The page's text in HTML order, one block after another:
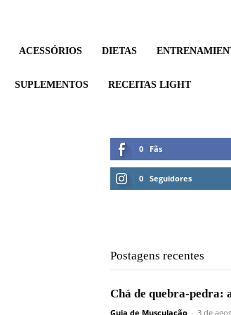
ACESSÓRIOS DIETAS
SUPLEMENTOS RECEITAS LIGHT
0 Fãs
0 Seguidores
Postagens recentes
Chá de quebra-pedra:
Guia de Musculação - 3 de